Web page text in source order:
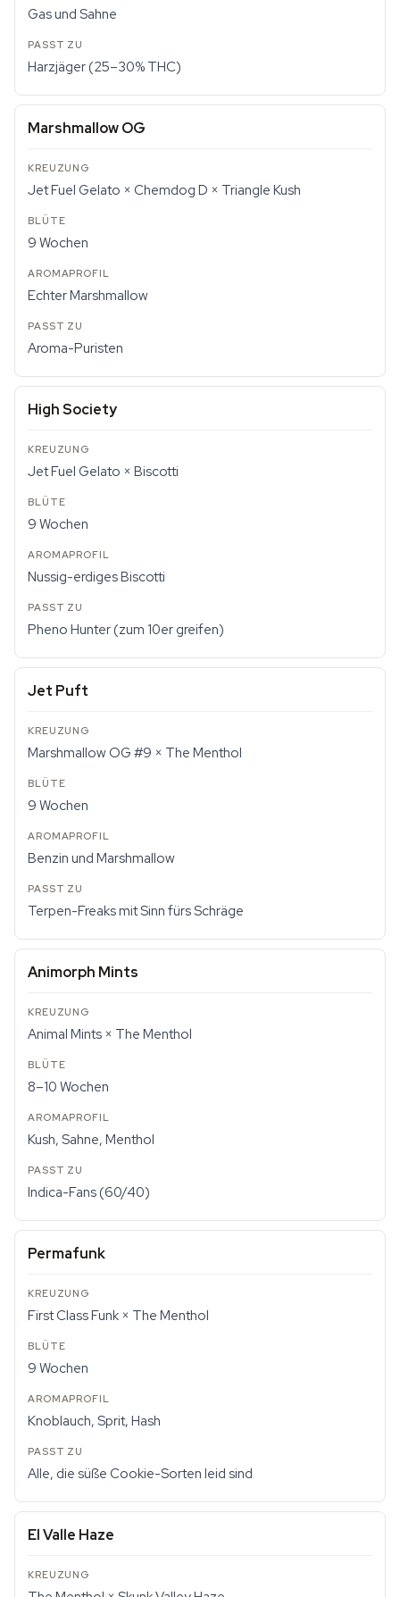
Gas und Sahne
Harzjäger (25–30% THC)
Marshmallow OG
Jet Fuel Gelato × Chemdog D × Triangle Kush
9 Wochen
Echter Marshmallow
Aroma-Puristen
High Society
Jet Fuel Gelato × Biscotti
9 Wochen
Nussig-erdiges Biscotti
Pheno Hunter (zum 10er greifen)
Jet Puft
Marshmallow OG #9 × The Menthol
9 Wochen
Benzin und Marshmallow
Terpen-Freaks mit Sinn fürs Schräge
Animorph Mints
Animal Mints × The Menthol
8–10 Wochen
Kush, Sahne, Menthol
Indica-Fans (60/40)
Permafunk
First Class Funk × The Menthol
9 Wochen
Knoblauch, Sprit, Hash
Alle, die süße Cookie-Sorten leid sind
El Valle Haze